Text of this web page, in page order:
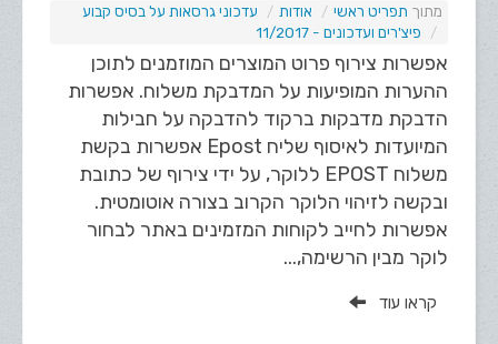
תפריט ראשי אודות
עדכוני גרסאות על בסיס קבוע
פיצ'רים ועדכונים - 11/2017
אפשרות צירוף פרוט המוצרים המוזמנים לתוכן
ההערות המופיעות על המדבקת משלוח. אפשרות
הדבקת מדבקות ברקוד להדבקה על חבילות
המיועדות לאיסוף שליח Epost אפשרות בקשת
משלוח EPOST ללוקר, על ידי צירוף של כתובת
ובקשה לזיהוי הלוקר הקרוב בצורה אוטומטית.
אפשרות לחייב לקוחות המזמינים באתר לבחור
לוקר מבין הרשימה,...
קראו עוד